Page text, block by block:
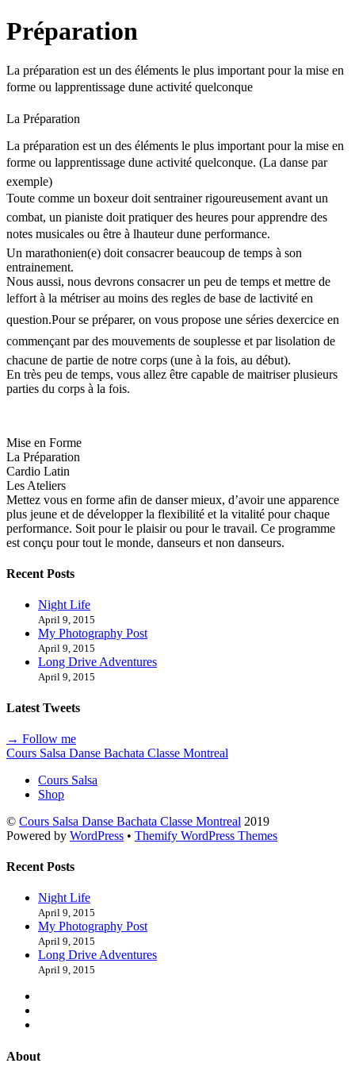
Préparation
La préparation est un des éléments le plus important pour la mise en
forme ou lapprentissage dune activité quelconque
La Préparation
La préparation est un des éléments le plus important pour la mise en
forme ou lapprentissage dune activité quelconque. (La danse par
exemple)
Toute comme un boxeur doit sentrainer rigoureusement avant un
combat, un pianiste doit pratiquer des heures pour apprendre des
notes musicales ou être à lhauteur dune performance.
Un marathonien(e) doit consacrer beaucoup de temps à son
entrainement.
Nous aussi, nous devrons consacrer un peu de temps et mettre de
leffort à la métriser au moins des regles de base de lactivité en
question.Pour se préparer, on vous propose une séries dexercice en
commençant par des mouvements de souplesse et par lisolation de
chacune de partie de notre corps (une à la fois, au début).
En très peu de temps, vous allez être capable de maitriser plusieurs
parties du corps à la fois.
Mise en Forme
La Préparation
Cardio Latin
Les Ateliers
Mettez vous en forme afin de danser mieux, d’avoir une apparence
plus jeune et de développer la flexibilité et la vitalité pour chaque
performance. Soit pour le plaisir ou pour le travail. Ce programme
est conçu pour tout le monde, danseurs et non danseurs.
Recent Posts
Night Life
April 9, 2015
My Photography Post
April 9, 2015
Long Drive Adventures
April 9, 2015
Latest Tweets
→ Follow me
Cours Salsa Danse Bachata Classe Montreal
Cours Salsa
Shop
© Cours Salsa Danse Bachata Classe Montreal 2019
Powered by WordPress • Themify WordPress Themes
Recent Posts
Night Life
April 9, 2015
My Photography Post
April 9, 2015
Long Drive Adventures
April 9, 2015
About